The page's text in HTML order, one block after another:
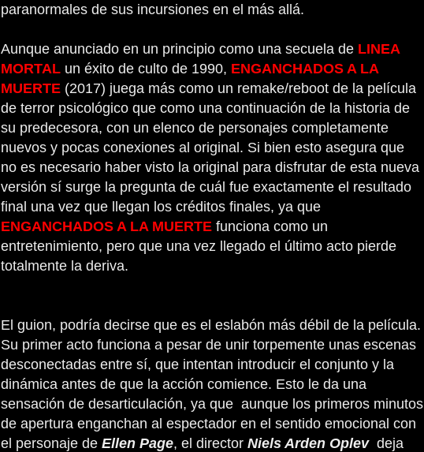
paranormales de sus incursiones en el más allá.
Aunque anunciado en un principio como una secuela de LINEA
MORTAL un éxito de culto de 1990, ENGANCHADOS A LA
MUERTE (2017) juega más como un remake/reboot de la película
de terror psicológico que como una continuación de la historia de
su predecesora, con un elenco de personajes completamente
nuevos y pocas conexiones al original. Si bien esto asegura que
no es necesario haber visto la original para disfrutar de esta nueva
versión sí surge la pregunta de cuál fue exactamente el resultado
final una vez que llegan los créditos finales, ya que
ENGANCHADOS A LA MUERTE funciona como un
entretenimiento, pero que una vez llegado el último acto pierde
totalmente la deriva.
El guion, podría decirse que es el eslabón más débil de la película.
Su primer acto funciona a pesar de unir torpemente unas escenas
desconectadas entre sí, que intentan introducir el conjunto y la
dinámica antes de que la acción comience. Esto le da una
sensación de desarticulación, ya que aunque los primeros minutos
de apertura enganchan al espectador en el sentido emocional con
el personaje de Ellen Page, el director Niels Arden Oplevdeja